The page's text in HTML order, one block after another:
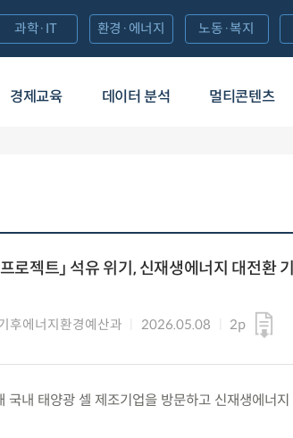
경제교육 데이터 분석 멀티콘텐츠
과학·IT 환경·에너지 노동·복지
로젝트」 석유 위기, 신재생에너지 대전환
후에너지환경예산과 2026.05.08 2p
국내 태양광 셀 제조기업을 방문하고 신재생에너